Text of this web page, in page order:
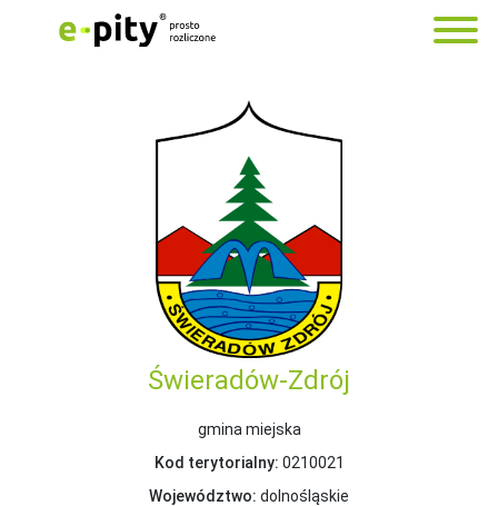
Świeradów-Zdrój
gmina miejska
Kod terytorialny: 0210021
Województwo: dolnośląskie